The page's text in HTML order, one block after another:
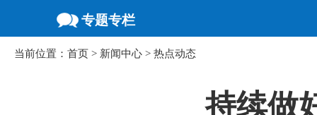
专题专栏
当前位置： 首页 > 新闻中心 > 热点动态
持续做